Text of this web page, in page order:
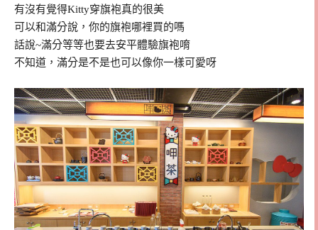
有沒有覺得Kitty穿旗袍真的很美
可以和滿分說，你的旗袍哪裡買的嗎
話說~滿分等等也要去安平體驗旗袍唷
不知道，滿分是不是也可以像你一樣可愛呀